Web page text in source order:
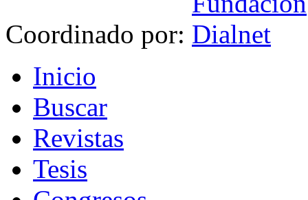
Coordinado por:
Inicio
Buscar
Revistas
Tesis